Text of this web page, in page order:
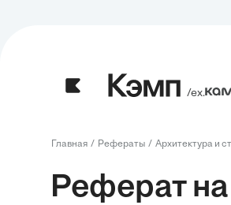
/ех.
Главная Рефераты Архитектура и
Реферат